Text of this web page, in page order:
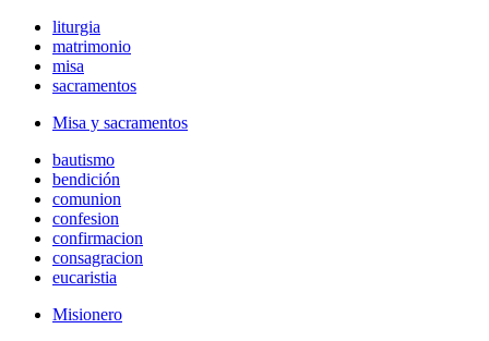
liturgia
matrimonio
misa
sacramentos
Misa y sacramentos
bautismo
bendición
comunion
confesion
confirmacion
consagracion
eucaristia
Misionero